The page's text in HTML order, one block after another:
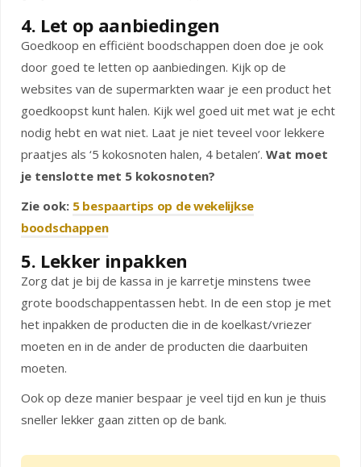
4. Let op aanbiedingen
Goedkoop en efficiënt boodschappen doen doe je ook
door goed te letten op aanbiedingen. Kijk op de
websites van de supermarkten waar je een product het
goedkoopst kunt halen. Kijk wel goed uit met wat je echt
nodig hebt en wat niet. Laat je niet teveel voor lekkere
praatjes als ‘5 kokosnoten halen, 4 betalen’. Wat moet
je tenslotte met 5 kokosnoten?
Zie ook: 5 bespaartips op de wekelijkse
boodschappen
5. Lekker inpakken
Zorg dat je bij de kassa in je karretje minstens twee
grote boodschappentassen hebt. In de een stop je met
het inpakken de producten die in de koelkast/vriezer
moeten en in de ander de producten die daarbuiten
moeten.
Ook op deze manier bespaar je veel tijd en kun je thuis
sneller lekker gaan zitten op de bank.